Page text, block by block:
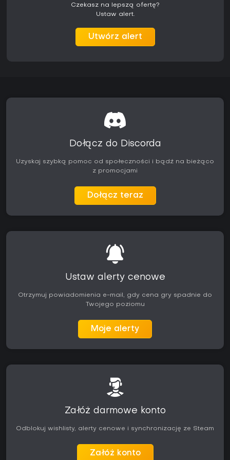
Czekasz na lepszą ofertę?
Ustaw alert.
Utwórz alert
Dołącz do Discorda
Uzyskaj szybką pomoc od społeczności i bądź na bieżąco
z promocjami
Dołącz teraz
Ustaw alerty cenowe
Otrzymuj powiadomienia e-mail, gdy cena gry spadnie do
Twojego poziomu
Moje alerty
Załóż darmowe konto
Odblokuj wishlisty, alerty cenowe i synchronizację ze Steam
Załóż konto